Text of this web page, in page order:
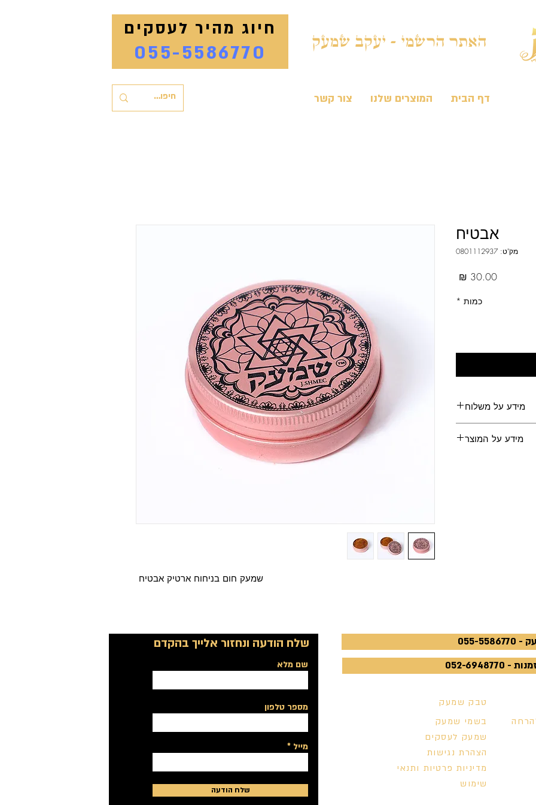
חיוג מהיר לעסקים
055-5586770 האתר הרשמי - יעקב שמעק
דף הבית המוצרים שלנו צור קשר
שמעק חום בניחוח ארטיק אבטיח
אבטיח
מק"ט: 0801112937
כמות *
מידע על משלוח
מידע על המוצר
שלח הודעה ונחזור אלייך בהקדם
שם מלא
מספר טלפון
מייל
שלח הודעה
6948770
טבק שמעק
בשמי שמעק
שמעק לעסקים
הצהרת נגישות
מדיניות פרטיות ותנאי
שימוש